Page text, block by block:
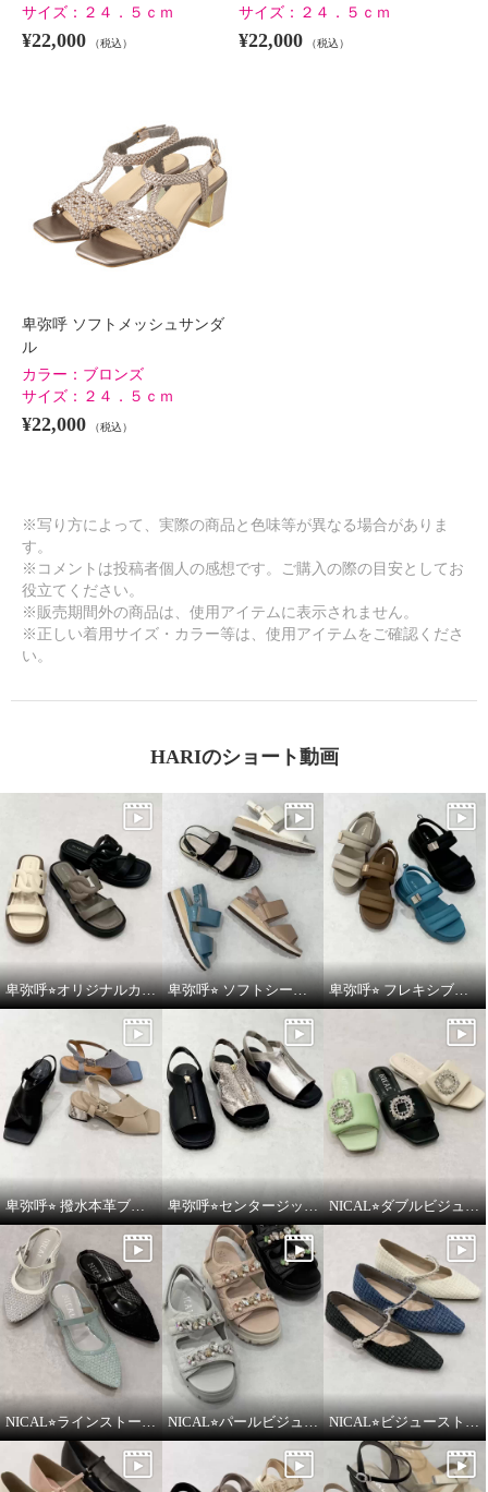
サイズ： ２４．５ｃｍ
¥22,000 （税込）
サイズ： ２４．５ｃｍ
¥22,000 （税込）
卑弥呼 ソフトメッシュサンダ
ル
カラー： ブロンズ
サイズ： ２４．５ｃｍ
¥22,000 （税込）
※写り方によって、実際の商品と色味等が異なる場合がありま
す。
※コメントは投稿者個人の感想です。ご購入の際の目安としてお
役立てください。
※販売期間外の商品は、使用アイテムに表示されません。
※正しい着用サイズ・カラー等は、使用アイテムをご確認くださ
い。
HARIのショート動画
卑弥呼⭐︎オリジナルカットワークボリュームソールサンダルをご紹介いたします。 卑弥呼⭐︎ ソフトシープレザーフレキシブルベルトパデットサンダルをご紹介いたします。 卑弥呼⭐︎ フレキシブルベルト厚底パデットサンダルをご紹介いたします。
卑弥呼⭐︎ 撥水本革ブロックヒールカバードクロスサンダルをご紹介いたします。 卑弥呼⭐︎センタージッププラットフォームサンダルをご紹介いたします。 NICAL⭐︎ダブルビジューパデッドミュールサンダルをご紹介いたします。
NICAL⭐︎ラインストーンシアーミュールをご紹介いたします。 NICAL⭐︎パールビジュー×キルティングボリュームサンダルをご紹介いたします。 NICAL⭐︎ビジューストラップツィードパンプスをご紹介いたします。